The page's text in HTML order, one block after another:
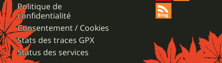
Politique de
confidentialité
Consentement / Cookies
Stats des traces GPX
Status des services